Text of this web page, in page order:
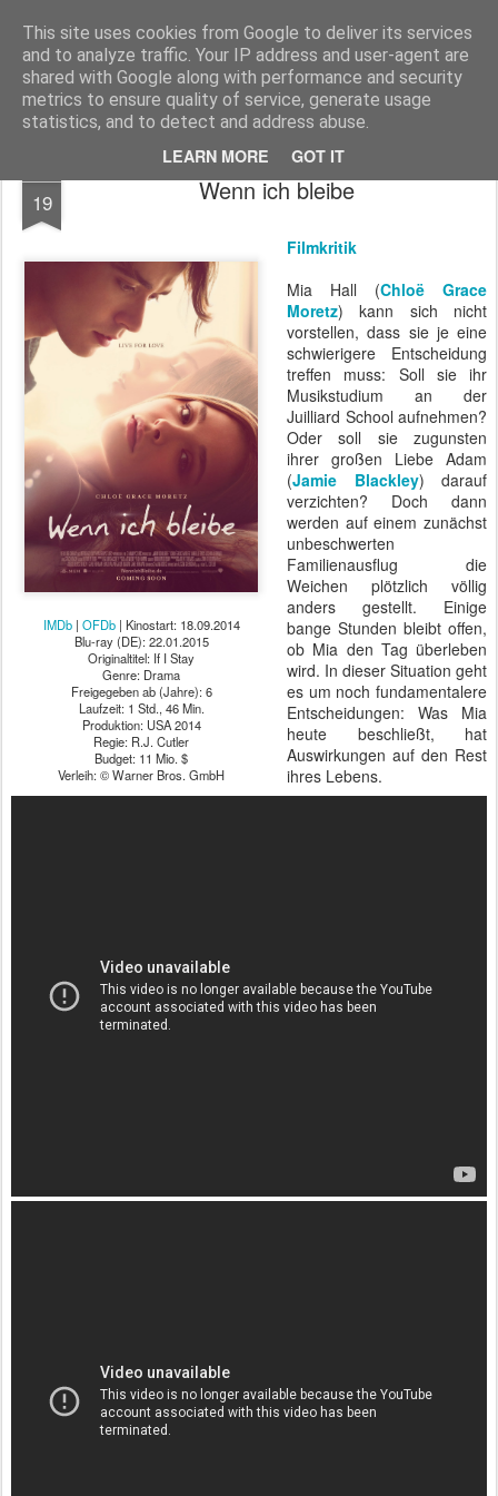
This site uses cookies from Google to deliver its services
and to analyze traffic. Your IP address and user-agent are
shared with Google along with performance and security
metrics to ensure quality of service, generate usage
statistics, and to detect and address abuse.
LEARN MORE GOT IT
MyKinoTrailer
Pages
19 Wenn ich bleibe
IMDb| OFDb| Kinostart: 18.09.2014
Blu-ray (DE): 22.01.2015
Originaltitel: If I Stay
Genre: Drama
Freigegeben ab (Jahre): 6
Laufzeit: 1 Std., 46 Min.
Produktion: USA 2014
Regie: R.J. Cutler
Budget: 11 Mio. $
Verleih: © Warner Bros. GmbH
Filmkritik
Mia Hall (Chloë Grace
Moretz) kann sich nicht
vorstellen, dass sie je eine
schwierigere Entscheidung
treffen muss: Soll sie ihr
Musikstudium an der
Juilliard School aufnehmen?
Oder soll sie zugunsten
ihrer großen Liebe Adam
(Jamie Blackley) darauf
verzichten? Doch dann
werden auf einem zunächst
unbeschwerten
Familienausflug die
Weichen plötzlich völlig
anders gestellt. Einige
bange Stunden bleibt offen,
ob Mia den Tag überleben
wird. In dieser Situation geht
es um noch fundamentalere
Entscheidungen: Was Mia
heute beschließt, hat
Auswirkungen auf den Rest
ihres Lebens.